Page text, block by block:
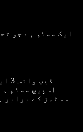
اسپیچ سسٹم
سسٹمز کے برابر